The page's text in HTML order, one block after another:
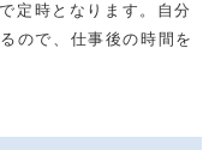
定時となります。自分
ので、仕事後の時間を